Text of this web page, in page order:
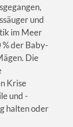
und
im Meer
der Baby-
Die
Krise
und -
halten oder